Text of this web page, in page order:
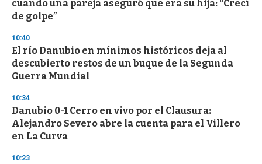
cuando una pareja aseguró que era su hija: “Crecí
de golpe”
10:40
El río Danubio en mínimos históricos deja al
descubierto restos de un buque de la Segunda
Guerra Mundial
10:34
Danubio 0-1 Cerro en vivo por el Clausura:
Alejandro Severo abre la cuenta para el Villero
en La Curva
10:23